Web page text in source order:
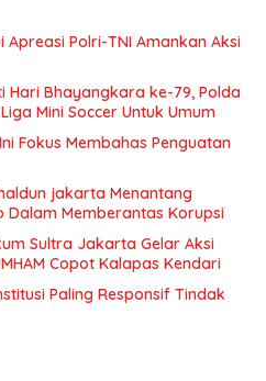
Apreasi Polri-TNI Amankan Aksi
Hari Bhayangkara ke-79, Polda
Mini Soccer Untuk Umum
Fokus Membahas Penguatan
jakarta Menantang
Memberantas Korupsi
Sultra Jakarta Gelar Aksi
Copot Kalapas Kendari
Paling Responsif Tindak